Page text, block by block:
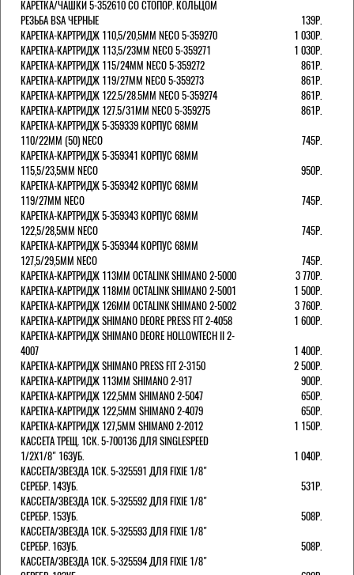
КАРЕТКА/ЧАШКИ 5-352610 СО СТОПОР. КОЛЬЦОМ
РЕЗЬБА BSA ЧЕРНЫЕ
139Р.
КАРЕТКА-КАРТРИДЖ 110,5/20,5ММ NECO 5-359270
1 030Р.
КАРЕТКА-КАРТРИДЖ 113,5/23ММ NECO 5-359271
1 030Р.
КАРЕТКА-КАРТРИДЖ 115/24ММ NECO 5-359272
861Р.
КАРЕТКА-КАРТРИДЖ 119/27ММ NECO 5-359273
861Р.
КАРЕТКА-КАРТРИДЖ 122.5/28.5ММ NECO 5-359274
861Р.
КАРЕТКА-КАРТРИДЖ 127.5/31ММ NECO 5-359275
861Р.
КАРЕТКА-КАРТРИДЖ 5-359339 КОРПУС 68ММ
110/22ММ (50) NECO
745Р.
КАРЕТКА-КАРТРИДЖ 5-359341 КОРПУС 68ММ
115,5/23,5ММ NECO
950Р.
КАРЕТКА-КАРТРИДЖ 5-359342 КОРПУС 68ММ
119/27ММ NECO
745Р.
КАРЕТКА-КАРТРИДЖ 5-359343 КОРПУС 68ММ
122,5/28,5ММ NECO
745Р.
КАРЕТКА-КАРТРИДЖ 5-359344 КОРПУС 68ММ
127,5/29,5ММ NECO
745Р.
КАРЕТКА-КАРТРИДЖ 113ММ OCTALINK SHIMANO 2-5000
3 770Р.
КАРЕТКА-КАРТРИДЖ 118ММ OCTALINK SHIMANO 2-5001
1 500Р.
КАРЕТКА-КАРТРИДЖ 126ММ OCTALINK SHIMANO 2-5002
3 760Р.
КАРЕТКА-КАРТРИДЖ SHIMANO DEORE PRESS FIT 2-4058
1 600Р.
КАРЕТКА-КАРТРИДЖ SHIMANO DEORE HOLLOWTECH II 2-
4007
1 400Р.
КАРЕТКА-КАРТРИДЖ SHIMANO PRESS FIT 2-3150
2 500Р.
КАРЕТКА-КАРТРИДЖ 113ММ SHIMANO 2-917
900Р.
КАРЕТКА-КАРТРИДЖ 122,5ММ SHIMANO 2-5047
650Р.
КАРЕТКА-КАРТРИДЖ 122,5ММ SHIMANO 2-4079
650Р.
КАРЕТКА-КАРТРИДЖ 127,5ММ SHIMANO 2-2012
1 150Р.
КАССЕТА ТРЕЩ. 1СК. 5-700136 ДЛЯ SINGLESPEED
1/2X1/8" 16ЗУБ.
1 040Р.
КАССЕТА/ЗВЕЗДА 1СК. 5-325591 ДЛЯ FIXIE 1/8"
СЕРЕБР. 14ЗУБ.
531Р.
КАССЕТА/ЗВЕЗДА 1СК. 5-325592 ДЛЯ FIXIE 1/8"
СЕРЕБР. 15ЗУБ.
508Р.
КАССЕТА/ЗВЕЗДА 1СК. 5-325593 ДЛЯ FIXIE 1/8"
СЕРЕБР. 16ЗУБ.
508Р.
КАССЕТА/ЗВЕЗДА 1СК. 5-325594 ДЛЯ FIXIE 1/8"